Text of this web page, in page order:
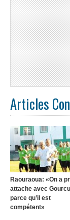
Articles
Raouraoua: «On a
attache avec
parce qu’il est
compétent»